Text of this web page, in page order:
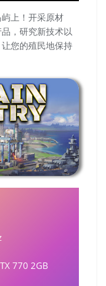
上！开采原材
，研究新技术以
您的殖民地保持
770 2GB